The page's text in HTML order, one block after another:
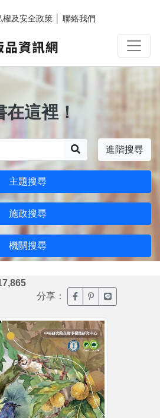
權及安全政策 聯絡我們
這裡！
進階搜尋
主題搜尋
施政搜尋
機關搜尋
分享： 臉書分享(另開新視窗)
噗浪分享(另開新
Line分享(另